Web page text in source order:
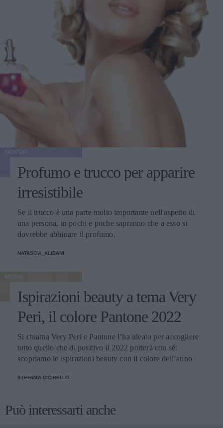
Profumo e trucco per apparire
irresistibile
Se il trucco è una parte molto importante nell'aspetto di
una persona, in pochi e poche sapranno che a esso si
dovrebbe abbinare il profumo.
NATASCIA_ALIBANI
MODA
Ispirazioni beauty a tema Very
Peri, il colore Pantone 2022
Si chiama Very Peri e Pantone l’ha ideato per accogliere
tutto quello che di positivo il 2022 porterà con sé:
scopriamo le ispirazioni beauty con il colore dell’anno
STEFANIA CICIRELLO
Può interessarti anche